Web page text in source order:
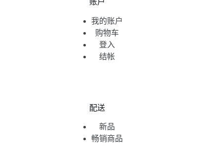
我的账户
购物车
登入
结帐
配送
新品
畅销商品